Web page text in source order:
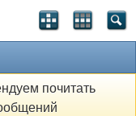
почитать